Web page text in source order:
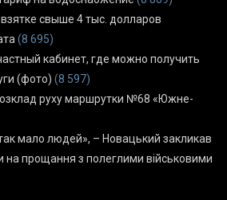
свыше 4 тыс. долларов
(8 695)
кабинет, где можно получить
(фото) (8 597)
руху маршрутки №68 «Южне-
мало людей», – Новацький закликав
на прощання з полеглими військовими